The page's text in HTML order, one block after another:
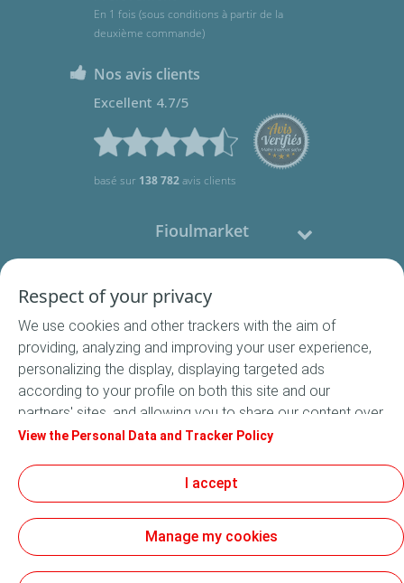
En 1 fois (sous conditions à partir de la
deuxième commande)
Nos avis clients
Excellent 4.7/5
basé sur 138 782avis clients
Fioulmarket
Nous contacter
Suivez-nous
Conditions Générales de Vente
Mentions légales
Données Personnelles
Cookies
Respect of your privacy
We use cookies and other trackers with the aim of
providing, analyzing and improving your user experience,
personalizing the display, displaying targeted ads
according to your profile on both this site and our
partners' sites, and allowing you to share our content over
social media. In accordance with French legislation,
default. You can change your cookie settings at any time
by clicking on the "Manage my cookies" button. By clicking
on the "Accept" button, you agree that we may store all
cookies on your device. If you click on "Decline", only the
View the Personal Data and Tracker Policy
I accept
Manage my cookies